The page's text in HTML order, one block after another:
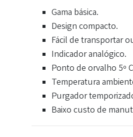
Gama básica.
Design compacto.
Fácil de transportar
Indicador analógico.
Ponto de orvalho 5º
Temperatura
Purgador
Baixo custo de